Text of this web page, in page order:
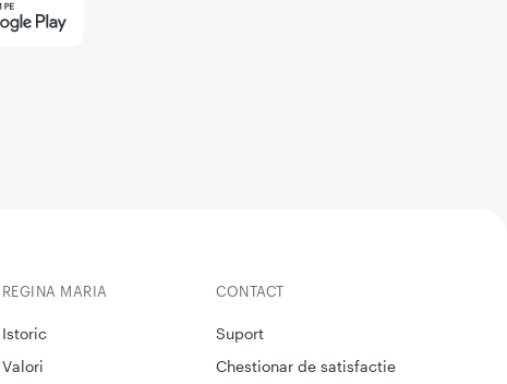
CONTACT
Suport
Chestionar de satisfactie
REGINA MARIA
Istoric
Valori